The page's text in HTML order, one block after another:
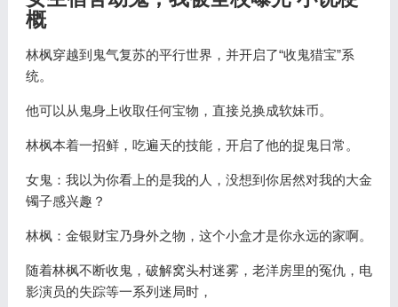
概
林枫穿越到鬼气复苏的平行世界，并开启了“收鬼猎宝”系
统。
他可以从鬼身上收取任何宝物，直接兑换成软妹币。
林枫本着一招鲜，吃遍天的技能，开启了他的捉鬼日常。
女鬼：我以为你看上的是我的人，没想到你居然对我的大金
镯子感兴趣？
林枫：金银财宝乃身外之物，这个小盒才是你永远的家啊。
随着林枫不断收鬼，破解窝头村迷雾，老洋房里的冤仇，电
影演员的失踪等一系列迷局时，